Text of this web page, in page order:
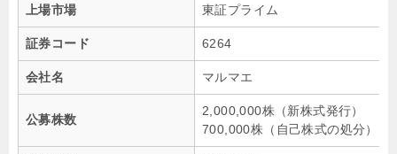
上場市場 東証プライム
証券コード 6264
会社名 マルマエ
公募株数
2,000,000株（新株式発行）
700,000株（自己株式の処分）